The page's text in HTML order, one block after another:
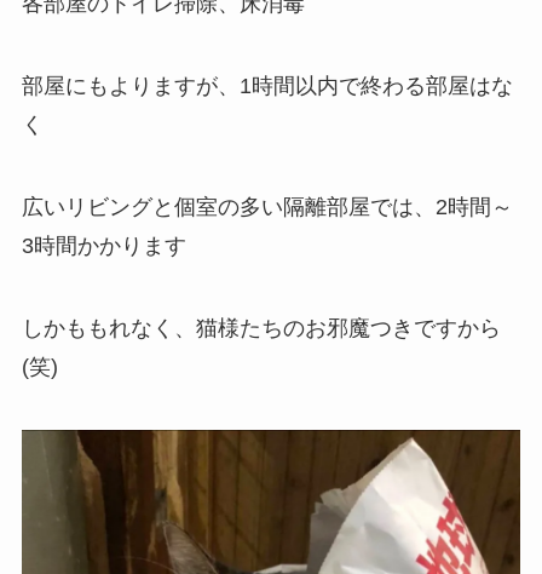
部屋にもよりますが、1時間以内で終わる部屋はな
く
広いリビングと個室の多い隔離部屋では、2時間～
3時間かかります
しかももれなく、猫様たちのお邪魔つきですから
(笑)